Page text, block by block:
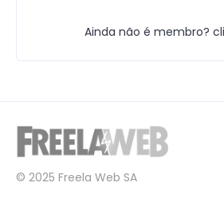
Ainda não é membro?
© 2025 Freela Web SA